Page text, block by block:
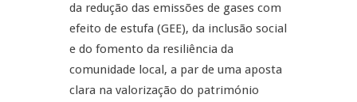
da redução das emissões de gases com
efeito de estufa (GEE), da inclusão social
e do fomento da resiliência da
comunidade local, a par de uma aposta
clara na valorização do património